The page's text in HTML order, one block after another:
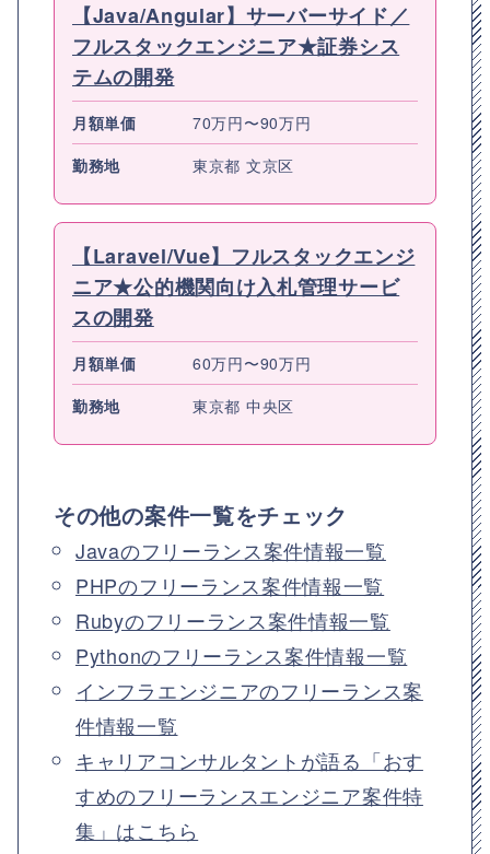
【Java/Angular】サーバーサイド／
フルスタックエンジニア★証券シス
テムの開発
月額単価
70万円〜90万円
勤務地
東京都 文京区
【Laravel/Vue】フルスタックエンジ
ニア★公的機関向け入札管理サービ
スの開発
月額単価
60万円〜90万円
勤務地
東京都 中央区
その他の案件一覧をチェック
Javaのフリーランス案件情報一覧
PHPのフリーランス案件情報一覧
Rubyのフリーランス案件情報一覧
Pythonのフリーランス案件情報一覧
インフラエンジニアのフリーランス案
件情報一覧
キャリアコンサルタントが語る「おす
すめのフリーランスエンジニア案件特
集」はこちら